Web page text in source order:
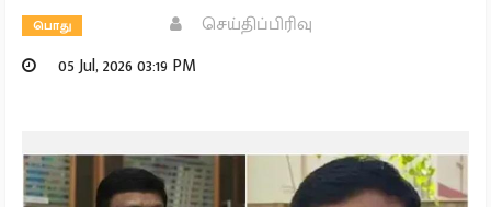
பொது
செய்திப்பிரிவு
05 Jul, 2026 03:19 PM